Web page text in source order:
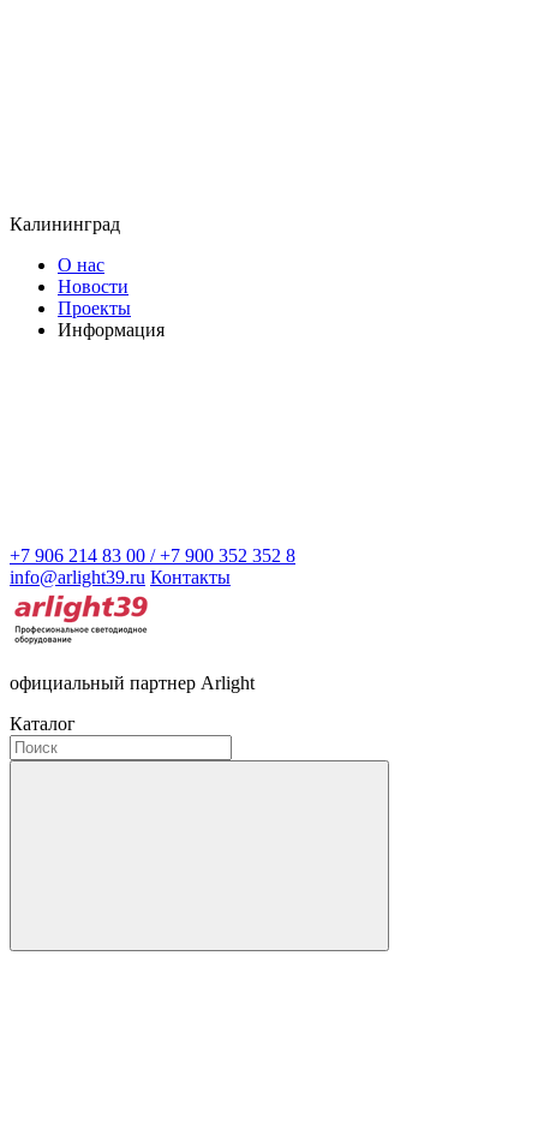
Калининград
О нас
Новости
Проекты
Информация
+7 906 214 83 00 / +7 900 352 352 8
info@arlight39.ru Контакты
официальный партнер Arlight
Каталог